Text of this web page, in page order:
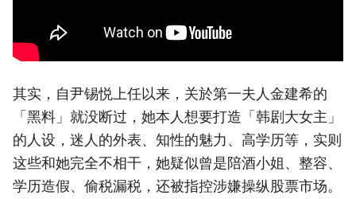
其实，自尹锡悦上任以来，关於第一夫人金建希的
「黑料」就没断过，她本人想要打造「韩剧大女主」
的人设，迷人的外表、知性的魅力、高学历等，实则
这些和她完全不相干，她疑似曾是陪酒小姐、整容、
学历造假、偷税漏税，还被指控涉嫌操纵股票市场。